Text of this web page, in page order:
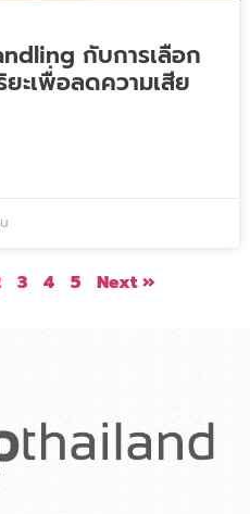
กับการเลือก
ะเพื่อลดความเสีย
3 4 5 Next »